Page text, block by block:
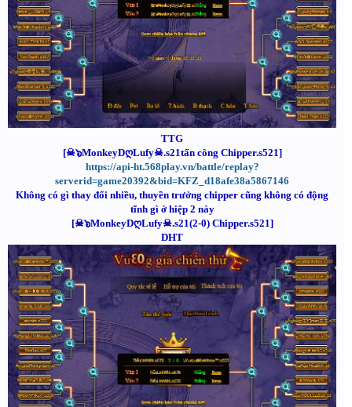
TTG
[☠๖MonkeyDღLufy☠.s21tấn công Chipper.s521]
https://api-ht.568play.vn/battle/replay?
serverid=game20392&bid=KFZ_d18afe38a5867146
Không có gì thay đổi nhiều, thuyền trưởng chipper cũng không có động
tĩnh gì ở hiệp 2 này
[☠๖MonkeyDღLufy☠.s21(2-0) Chipper.s521]
DHT